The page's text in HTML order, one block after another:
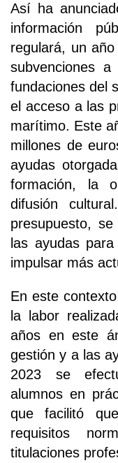
Así ha
información
regulará, un
subvenciones
fundaciones del
el acceso a las
marítimo. Este
millones de
ayudas
formación, la
difusión
presupuesto,
las ayudas
impulsar más
En este
la labor
años en este
gestión y a las
2023 se
alumnos en
que facilitó
requisitos
titulaciones